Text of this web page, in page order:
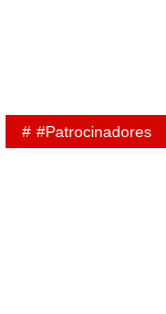
#Patrocinadores